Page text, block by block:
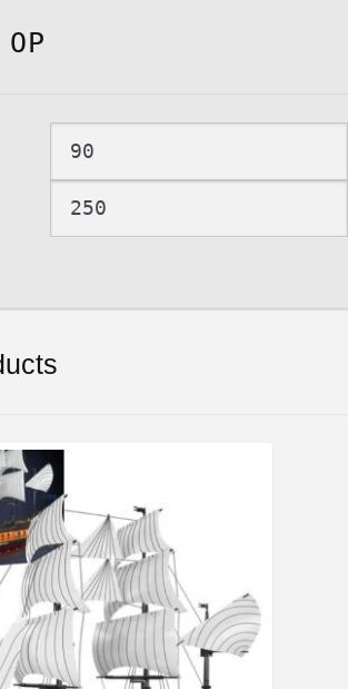
Min.